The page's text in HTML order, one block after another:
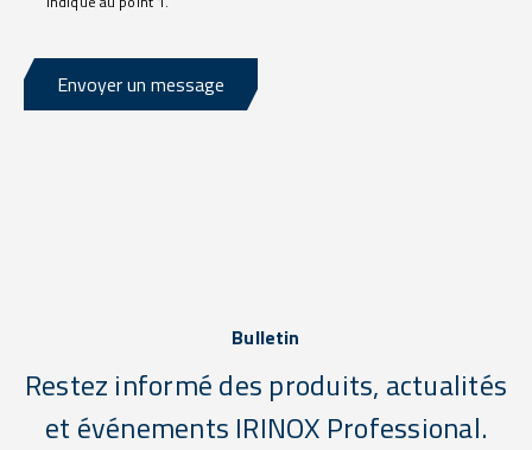
Envoyer un message
Bulletin
Restez informé des produits, actualités
et événements IRINOX Professional.